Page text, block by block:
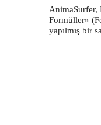
AnimaSurfer,
Formüller»
yapılmış bir